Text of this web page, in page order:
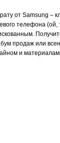
от Samsung –
телефона
продаж или
и